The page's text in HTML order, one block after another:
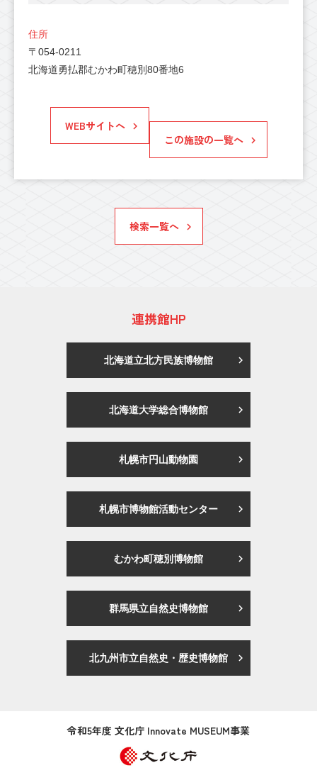
住所
〒054-0211
北海道勇払郡むかわ町穂別80番地6
WEBサイトへ
この施設の一覧へ
検索一覧へ
連携館HP
北海道立北方民族博物館
北海道大学総合博物館
札幌市円山動物園
札幌市博物館活動センター
むかわ町穂別博物館
群馬県立自然史博物館
北九州市立自然史・歴史博物館
令和5年度 文化庁 Innovate MUSEUM事業